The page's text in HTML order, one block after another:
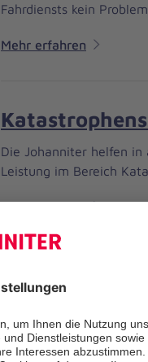
Fahrdiensts kein
Mehr erfahren
Die Johanniter helfen in
Leistung im Bereich
Mehr erfahren
Sanitätsdienst
Sanitätsdienste für
Hilfe.